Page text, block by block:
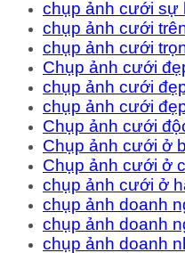
chụp ảnh cưới sự
chụp ảnh cưới
chụp ảnh cưới
Chụp ảnh cưới
chụp ảnh cưới
chụp ảnh cưới
Chụp ảnh cưới
Chụp ảnh cưới ở
Chụp ảnh cưới ở
chụp ảnh cưới ở
chụp ảnh doanh
chụp ảnh doanh
chụp ảnh doanh